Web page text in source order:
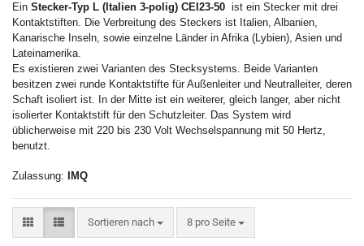
Ein Stecker-Typ L (Italien 3-polig) CEI23-50 ist ein Stecker mit drei
Kontaktstiften. Die Verbreitung des Steckers ist Italien, Albanien,
Kanarische Inseln, sowie einzelne Länder in Afrika (Lybien), Asien und
Lateinamerika.
Es existieren zwei Varianten des Stecksystems. Beide Varianten
besitzen zwei runde Kontaktstifte für Außenleiter und Neutralleiter, deren
Schaft isoliert ist. In der Mitte ist ein weiterer, gleich langer, aber nicht
isolierter Kontaktstift für den Schutzleiter. Das System wird
üblicherweise mit 220 bis 230 Volt Wechselspannung mit 50 Hertz,
benutzt.
Zulassung: IMQ
Sortieren nach 8 pro Seite